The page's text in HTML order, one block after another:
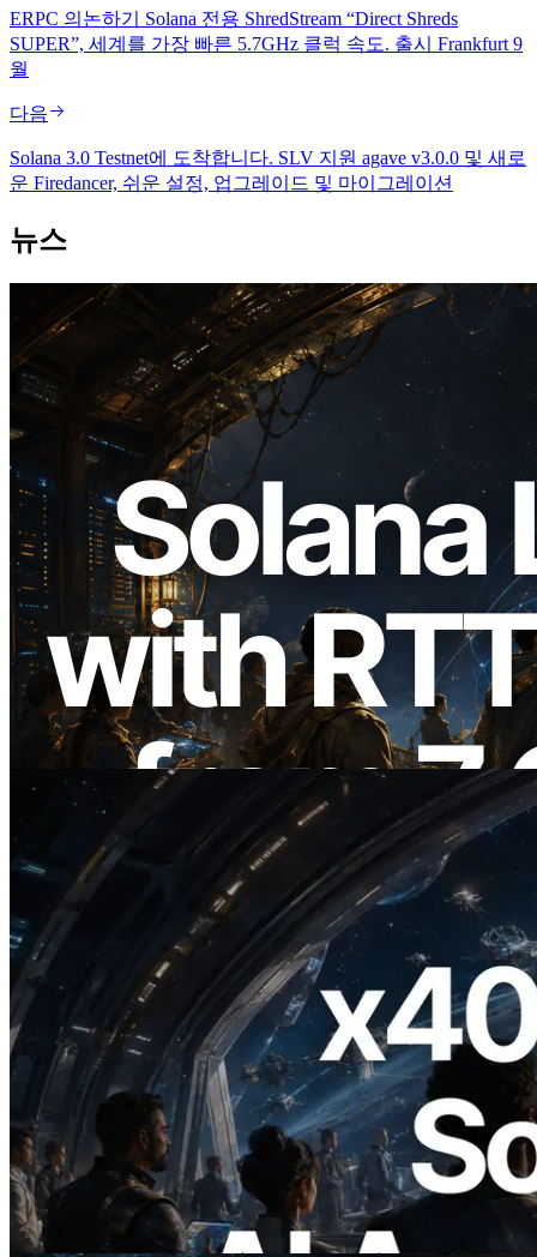
ERPC 의논하기 Solana 전용 ShredStream “Direct Shreds
SUPER”, 세계를 가장 빠른 5.7GHz 클럭 속도. 출시 Frankfurt 9
월
다음
Solana 3.0 Testnet에 도착합니다. SLV 지원 agave v3.0.0 및 새로
운 Firedancer, 쉬운 설정, 업그레이드 및 마이그레이션
뉴스
2026.08.05
ERPC, Solana Leader Slot API를 전 세계
7개 리전 ping 측정으로 확장 —
Validators Information API도 공개
이 글 읽기
2026.07.04
ERPC, x402 지원 Solana RPC 공개 — AI
에이전트가 필요한 API에 온디맨드로 결
제하는 시대
이 글 읽기